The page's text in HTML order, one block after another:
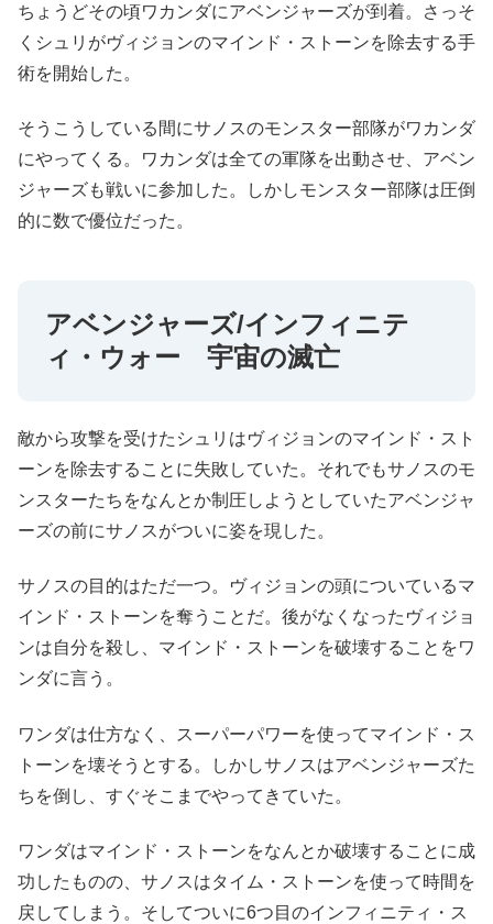
ちょうどその頃ワカンダにアベンジャーズが到着。さっそ
くシュリがヴィジョンのマインド・ストーンを除去する手
術を開始した。
そうこうしている間にサノスのモンスター部隊がワカンダ
にやってくる。ワカンダは全ての軍隊を出動させ、アベン
ジャーズも戦いに参加した。しかしモンスター部隊は圧倒
的に数で優位だった。
アベンジャーズ/インフィニテ
ィ・ウォー 宇宙の滅亡
敵から攻撃を受けたシュリはヴィジョンのマインド・スト
ーンを除去することに失敗していた。それでもサノスのモ
ンスターたちをなんとか制圧しようとしていたアベンジャ
ーズの前にサノスがついに姿を現した。
サノスの目的はただ一つ。ヴィジョンの頭についているマ
インド・ストーンを奪うことだ。後がなくなったヴィジョ
ンは自分を殺し、マインド・ストーンを破壊することをワ
ンダに言う。
ワンダは仕方なく、スーパーパワーを使ってマインド・ス
トーンを壊そうとする。しかしサノスはアベンジャーズた
ちを倒し、すぐそこまでやってきていた。
ワンダはマインド・ストーンをなんとか破壊することに成
功したものの、サノスはタイム・ストーンを使って時間を
戻してしまう。そしてついに6つ目のインフィニティ・ス